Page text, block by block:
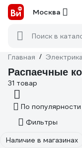
Москва
Поиск в
Главная /
Распаечные
31 товар
По популярности
Фильтры
Наличие в магазинах